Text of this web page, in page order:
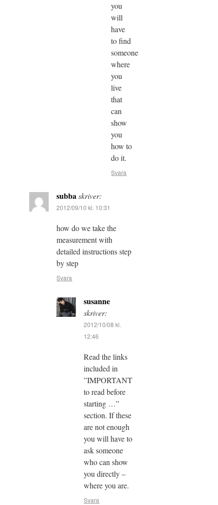
you
will
have
to find
someone
where
you
live
that
can
show
you
how to
do it.
Svara
subba skriver:
2012/09/10 kl. 10:31
how do we take the
measurement with
detailed instructions step
by step
Svara
susanne
skriver:
2012/10/08 kl.
12:46
Read the links
included in
”IMPORTANT
to read before
starting …”
section. If these
are not enough
you will have to
ask someone
who can show
you directly –
where you are.
Svara